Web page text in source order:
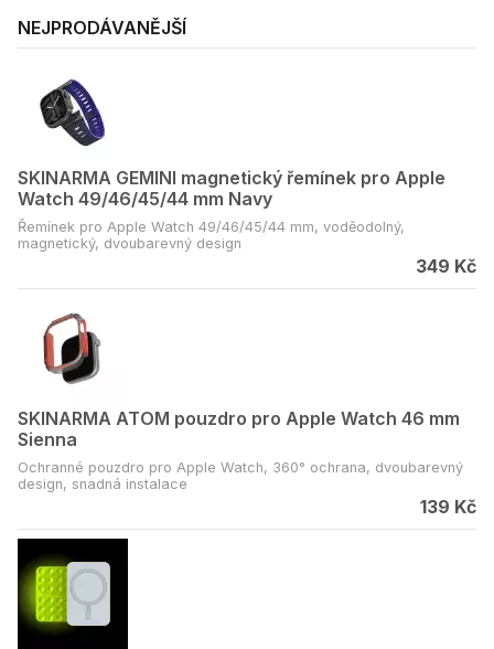
NEJPRODÁVANĚJŠÍ
SKINARMA GEMINI magnetický řemínek pro Apple
Watch 49/46/45/44 mm Navy
Řemínek pro Apple Watch 49/46/45/44 mm, voděodolný,
magnetický, dvoubarevný design
349 Kč
SKINARMA ATOM pouzdro pro Apple Watch 46 mm
Sienna
Ochranné pouzdro pro Apple Watch, 360° ochrana, dvoubarevný
design, snadná instalace
139 Kč